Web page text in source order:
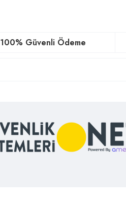
100% Güvenli Ödeme